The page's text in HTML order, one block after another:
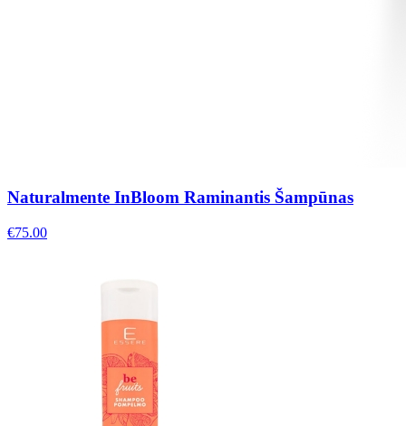
Naturalmente InBloom Raminantis Šampūnas
€75.00